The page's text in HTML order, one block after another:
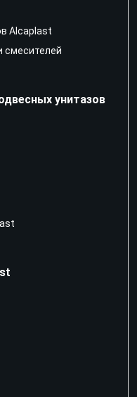
Alcaplast
смесителей
унитазов